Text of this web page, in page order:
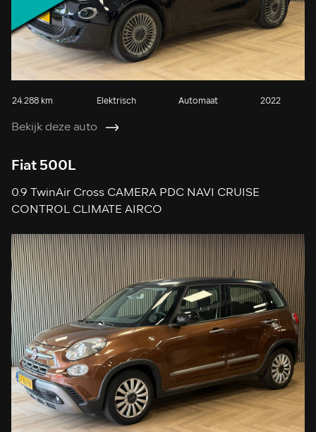
24.288 km Elektrisch Automaat 2022
Bekijk deze auto
Fiat 500L
0.9 TwinAir Cross CAMERA PDC NAVI CRUISE
CONTROL CLIMATE AIRCO